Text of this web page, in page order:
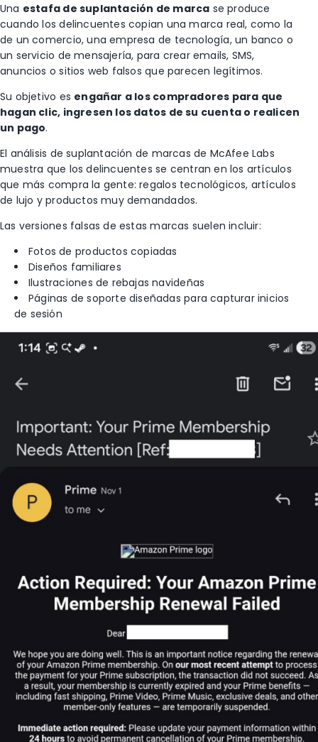
Una estafa de suplantación de marca se produce
cuando los delincuentes copian una marca real, como la
de un comercio, una empresa de tecnología, un banco o
un servicio de mensajería, para crear emails, SMS,
anuncios o sitios web falsos que parecen legítimos.
Su objetivo es engañar a los compradores para que
hagan clic, ingresen los datos de su cuenta o realicen
un pago.
El análisis de suplantación de marcas de McAfee Labs
muestra que los delincuentes se centran en los artículos
que más compra la gente: regalos tecnológicos, artículos
de lujo y productos muy demandados.
Las versiones falsas de estas marcas suelen incluir:
Fotos de productos copiadas
Diseños familiares
Ilustraciones de rebajas navideñas
Páginas de soporte diseñadas para capturar inicios
de sesión